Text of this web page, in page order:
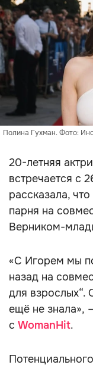
Полина Гухман. Фото:
20-летняя
встречается с
рассказала,
парня на
Верником-
«С Игорем мы
назад на
для взрослых“.
ещё не знала»,
с WomanHit.